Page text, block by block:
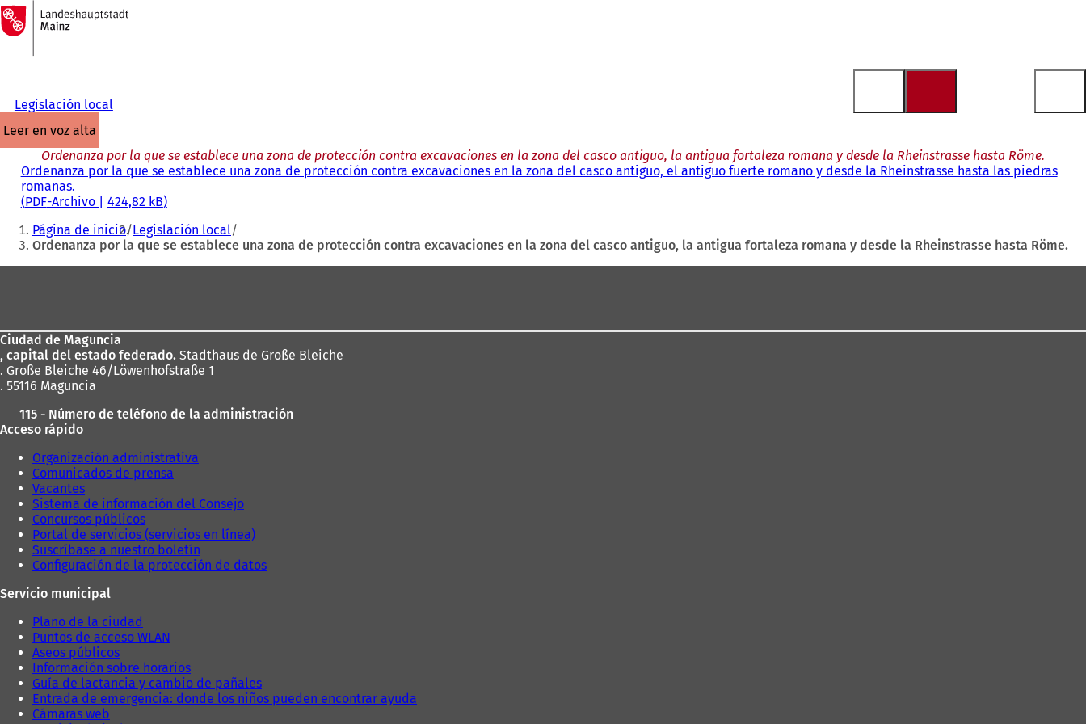
Saltar al contenido
A
la
página
Legislación local
leer en voz alta
Ordenanza por la que se establece una zona de protección contra excavaciones en la zona del casco antiguo, la antigua fortaleza romana y desde la Rheinstrasse hasta Röme.
Ordenanza por la que se establece una zona de protección contra excavaciones en la zona del casco antiguo, el antiguo fuerte romano y desde la Rheinstrasse hasta las piedras
romanas.
PDF-Archivo 424,82 kB
Estás
aquí:
Página de inicio Legislación local
Ordenanza por la que se establece una zona de protección contra excavaciones en la zona del casco antiguo, la antigua fortaleza romana y desde la Rheinstrasse hasta Röme.
pies
Ciudad de Maguncia
, capital del estado federado. Stadthaus de Große Bleiche
. Große Bleiche 46/Löwenhofstraße 1
. 55116 Maguncia
115 - Número de teléfono de la administración
Acceso rápido
Organización administrativa
Comunicados de prensa
Vacantes
Sistema de información del Consejo
Concursos públicos
Portal de servicios (servicios en línea)
Suscríbase a nuestro boletín
Configuración de la protección de datos
Servicio municipal
Plano de la ciudad
Puntos de acceso WLAN
Aseos públicos
Información sobre horarios
Guía de lactancia y cambio de pañales
Entrada de emergencia: donde los niños pueden encontrar ayuda
Cámaras web